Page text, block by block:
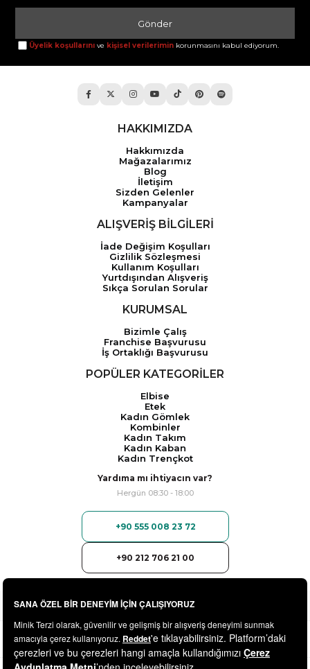
Gönder
Üyelik koşullarını ve kişisel verilerimin korunmasını kabul ediyorum.
HAKKIMIZDA
Hakkımızda
Mağazalarımız
Blog
İletişim
Sizden Gelenler
Kampanyalar
ALIŞVERİŞ BİLGİLERİ
İade Değişim Koşulları
Gizlilik Sözleşmesi
Kullanım Koşulları
Yurtdışından Alışveriş
Sıkça Sorulan Sorular
KURUMSAL
Bizimle Çalış
Franchise Başvurusu
İş Ortaklığı Başvurusu
POPÜLER KATEGORİLER
Elbise
Etek
Kadın Gömlek
Kombinler
Kadın Takım
Kadın Kaban
Kadın Trençkot
Yardıma mı ihtiyacın var?
Hergün 08:30 - 18:00
+90 555 008 23 72
+90 212 706 21 00
© 2025minikterzi.com - Tüm Hakları Saklıdır.